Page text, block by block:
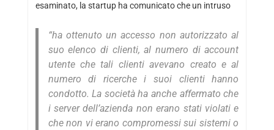
esaminato, la startup ha comunicato che un intruso
“ha ottenuto un accesso non autorizzato al
suo elenco di clienti, al numero di account
utente che tali clienti avevano creato e al
numero di ricerche i suoi clienti hanno
condotto. La società ha anche affermato che
i server dell’azienda non erano stati violati e
che non vi erano compromessi sui sistemi o